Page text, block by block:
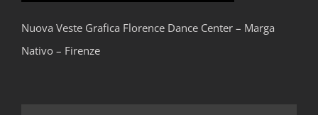
Nuova Veste Grafica Florence Dance Center – Marga
Nativo – Firenze